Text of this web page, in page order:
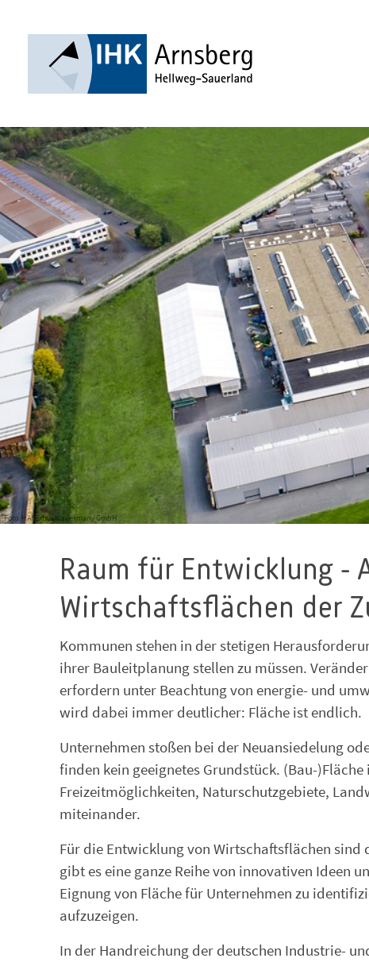
Foto: HAI Extrusion Germany GmbH
Raum für Entwicklung -
Wirtschaftsflächen der
Kommunen stehen in der stetigen
ihrer Bauleitplanung stellen zu müssen.
erfordern unter Beachtung von energie- und
wird dabei immer deutlicher: Fläche ist endlich.
Unternehmen stoßen bei der Neuansiedelung
finden kein geeignetes Grundstück. (Bau-
Freizeitmöglichkeiten, Naturschutzgebiete,
miteinander.
Für die Entwicklung von Wirtschaftsflächen sind
gibt es eine ganze Reihe von innovativen Ideen
Eignung von Fläche für Unternehmen zu
aufzuzeigen.
In der Handreichung der deutschen Industrie-